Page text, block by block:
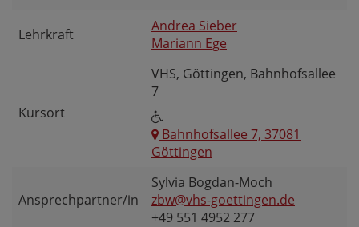
Lehrkraft
Andrea Sieber
Mariann Ege
Kursort
VHS, Göttingen, Bahnhofsallee
7
Bahnhofsallee 7, 37081
Göttingen
Ansprechpartner/in
Sylvia Bogdan-Moch
zbw@vhs-goettingen.de
+49 551 4952 277